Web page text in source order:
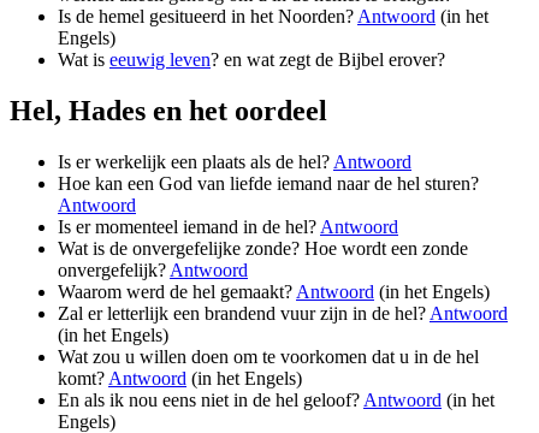
Is de hemel gesitueerd in het Noorden? Antwoord (in het
Engels)
Wat is eeuwig leven? en wat zegt de Bijbel erover?
Hel, Hades en het oordeel
Is er werkelijk een plaats als de hel? Antwoord
Hoe kan een God van liefde iemand naar de hel sturen?
Antwoord
Is er momenteel iemand in de hel? Antwoord
Wat is de onvergefelijke zonde? Hoe wordt een zonde
onvergefelijk? Antwoord
Waarom werd de hel gemaakt? Antwoord (in het Engels)
Zal er letterlijk een brandend vuur zijn in de hel? Antwoord
(in het Engels)
Wat zou u willen doen om te voorkomen dat u in de hel
komt? Antwoord (in het Engels)
En als ik nou eens niet in de hel geloof? Antwoord (in het
Engels)